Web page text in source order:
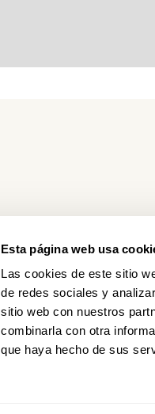
Esta página web usa
Las cookies de este sitio
de redes sociales y
sitio web con nuestros
combinarla con otra
que haya hecho de sus